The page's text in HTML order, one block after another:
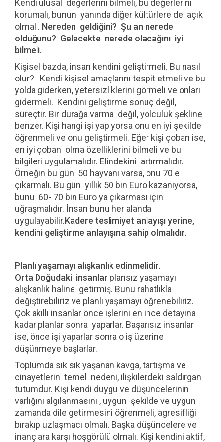
Kendi ulusal değerlerini bilmeli, bu değerlerini
korumalı, bunun yanında diğer kültürlere de açık
olmalı. Nereden geldiğini? Şu an nerede
olduğunu? Gelecekte nerede olacağını iyi
bilmeli.
Kişisel bazda, insan kendini geliştirmeli. Bu nasıl
olur? Kendi kişisel amaçlarını tespit etmeli ve bu
yolda giderken, yetersizliklerini görmeli ve onları
gidermeli. Kendini geliştirme sonuç değil,
süreçtir. Bir durağa varma değil, yolculuk şekline
benzer. Kişi hangi işi yapıyorsa onu en iyi şekilde
öğrenmeli ve onu geliştirmeli. Eğer kişi çoban ise,
en iyi çoban olma özelliklerini bilmeli ve bu
bilgileri uygulamalıdır. Elindekini artırmalıdır.
Örneğin bu gün 50 hayvanı varsa, onu 70 e
çıkarmalı. Bu gün yıllık 50 bin Euro kazanıyorsa,
bunu 60- 70 bin Euro ya çıkarması için
uğraşmalıdır. İnsan bunu her alanda
uygulayabilir.Kadere teslimiyet anlayışı yerine,
kendini geliştirme anlayışına sahip olmalıdır.
Planlı yaşamayı alışkanlık edinmelidir.
Orta Doğudaki insanlar plansız yaşamayı
alışkanlık haline getirmiş. Bunu rahatlıkla
değiştirebiliriz ve planlı yaşamayı öğrenebiliriz.
Çok akıllı insanlar önce işlerini en ince detayına
kadar planlar sonra yaparlar. Başarısız insanlar
ise, önce işi yaparlar sonra o iş üzerine
düşünmeye başlarlar.
Toplumda sık sık yaşanan kavga, tartışma ve
cinayetlerin temel nedeni, ilişkilerdeki saldırgan
tutumdur. Kişi kendi duygu ve düşüncelerinin
varlığını algılanmasını , uygun şekilde ve uygun
zamanda dile getirmesini öğrenmeli, agresifliği
bırakıp uzlaşmacı olmalı. Başka düşüncelere ve
inançlara karşı hoşgörülü olmalı. Kişi kendini aktif,